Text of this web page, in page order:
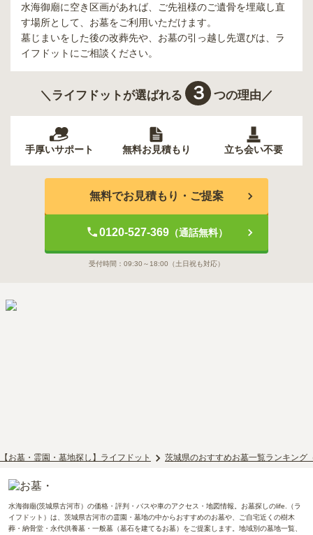
水海御廟に空き区画があれば、ご先祖様のご遺骨を埋蔵し直
す場所として、お墓をご利用いただけます。
墓じまいをした後の改葬先や、お墓の引っ越し先選びは、ラ
イフドットにご相談ください。
＼ライフドットが選ばれる ３ つの理由／
手厚いサポート 無料お見積もり 立ち会い不要
無料でお見積もり・ご提案
0120-527-369（通話無料）
受付時間： 09:30～18:00 （土日祝も対応）
【お墓・霊園・墓地探し】ライフドット 茨城県のおすすめお墓一覧ランキング
水海御廟(茨城県古河市）の価格・評判・バスや車のアクセス・地図情報。お墓探しのlife.（ラ
イフドット）は、茨城県古河市の霊園・墓地の中からおすすめのお墓や、ご自宅近くの樹木
葬・納骨堂・永代供養墓・一般墓（墓石を建てるお墓）をご提案します。地域別の墓地一覧、